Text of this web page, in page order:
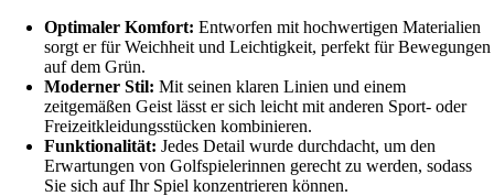
Optimaler Komfort: Entworfen mit hochwertigen Materialien
sorgt er für Weichheit und Leichtigkeit, perfekt für Bewegungen
auf dem Grün.
Moderner Stil: Mit seinen klaren Linien und einem
zeitgemäßen Geist lässt er sich leicht mit anderen Sport- oder
Freizeitkleidungsstücken kombinieren.
Funktionalität: Jedes Detail wurde durchdacht, um den
Erwartungen von Golfspielerinnen gerecht zu werden, sodass
Sie sich auf Ihr Spiel konzentrieren können.